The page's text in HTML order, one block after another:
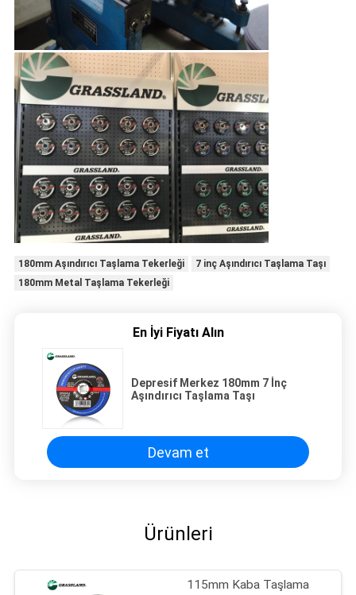
180mm Aşındırıcı Taşlama Tekerleği
7 inç Aşındırıcı Taşlama Taşı
180mm Metal Taşlama Tekerleği
En İyi Fiyatı Alın
Depresif Merkez 180mm 7 İnç
Aşındırıcı Taşlama Taşı
Devam et
Ürünleri
115mm Kaba Taşlama